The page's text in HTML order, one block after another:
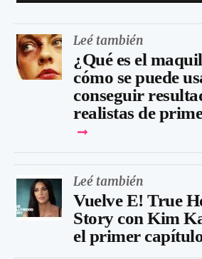
Leé también
¿Qué es el
cómo se puede
conseguir
realistas de
Leé también
Vuelve E! True
Story con Kim
el primer